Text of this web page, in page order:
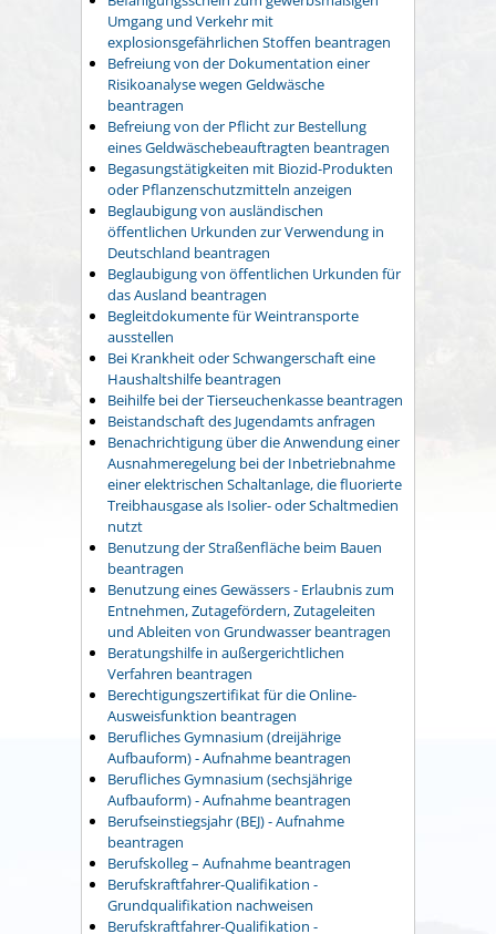
Umgang und Verkehr mit
explosionsgefährlichen Stoffen beantragen
Befreiung von der Dokumentation einer
Risikoanalyse wegen Geldwäsche
beantragen
Befreiung von der Pflicht zur Bestellung
eines Geldwäschebeauftragten beantragen
Begasungstätigkeiten mit Biozid-Produkten
oder Pflanzenschutzmitteln anzeigen
Beglaubigung von ausländischen
öffentlichen Urkunden zur Verwendung in
Deutschland beantragen
Beglaubigung von öffentlichen Urkunden für
das Ausland beantragen
Begleitdokumente für Weintransporte
ausstellen
Bei Krankheit oder Schwangerschaft eine
Haushaltshilfe beantragen
Beihilfe bei der Tierseuchenkasse beantragen
Beistandschaft des Jugendamts anfragen
Benachrichtigung über die Anwendung einer
Ausnahmeregelung bei der Inbetriebnahme
einer elektrischen Schaltanlage, die fluorierte
Treibhausgase als Isolier- oder Schaltmedien
nutzt
Benutzung der Straßenfläche beim Bauen
beantragen
Benutzung eines Gewässers - Erlaubnis zum
Entnehmen, Zutagefördern, Zutageleiten
und Ableiten von Grundwasser beantragen
Beratungshilfe in außergerichtlichen
Verfahren beantragen
Berechtigungszertifikat für die Online-
Ausweisfunktion beantragen
Berufliches Gymnasium (dreijährige
Aufbauform) - Aufnahme beantragen
Berufliches Gymnasium (sechsjährige
Aufbauform) - Aufnahme beantragen
Berufseinstiegsjahr (BEJ) - Aufnahme
beantragen
Berufskolleg – Aufnahme beantragen
Berufskraftfahrer-Qualifikation -
Grundqualifikation nachweisen
Berufskraftfahrer-Qualifikation -